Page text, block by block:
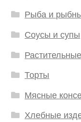
Рыба и
Соусы и супы
Торты
Мясные
Хлебные